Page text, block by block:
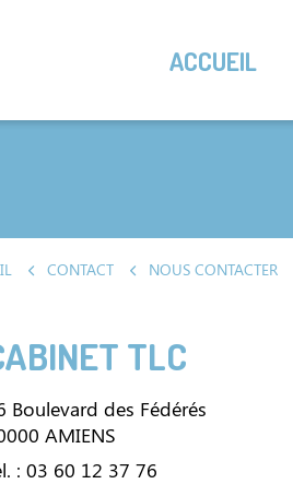
ACCUEIL
CONTACT NOUS CONTACTER
TLC
Boulevard des Fédérés
AMIENS
: 03 60 12 37 76